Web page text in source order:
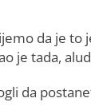
da je to
je tada,
da